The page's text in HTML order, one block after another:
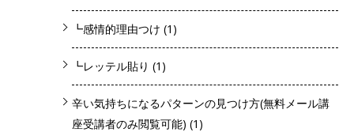
┗感情的理由つけ (1)
┗レッテル貼り (1)
辛い気持ちになるパターンの見つけ方(無料メール講
座受講者のみ閲覧可能) (1)